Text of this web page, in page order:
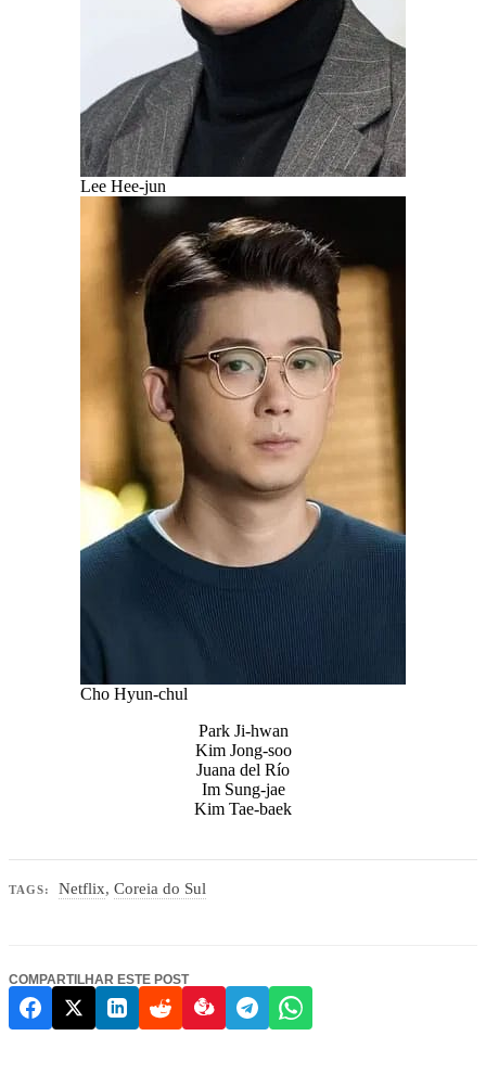
Lee Hee-jun
Cho Hyun-chul
Park Ji-hwan
Kim Jong-soo
Juana del Río
Im Sung-jae
Kim Tae-baek
TAGS: Netflix,Coreia do Sul
COMPARTILHAR ESTE POST